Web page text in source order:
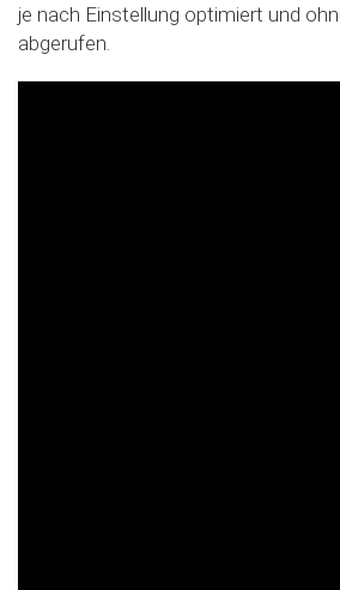
je nach Einstellung optimiert und
abgerufen.